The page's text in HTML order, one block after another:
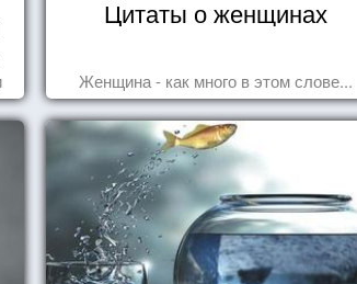
Цитаты о женщинах
Женщина - как много в этом слове...